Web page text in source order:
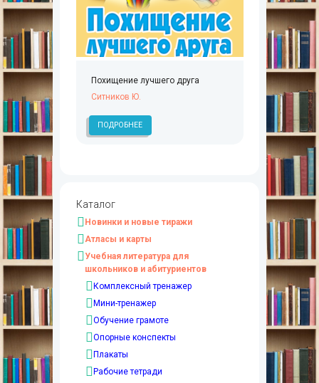
Похищение лучшего друга
Ситников Ю.
ПОДРОБНЕЕ
Каталог
Новинки и новые тиражи
Атласы и карты
Учебная литература для
школьников и абитуриентов
Комплексный тренажер
Мини-тренажер
Обучение грамоте
Опорные конспекты
Плакаты
Рабочие тетради